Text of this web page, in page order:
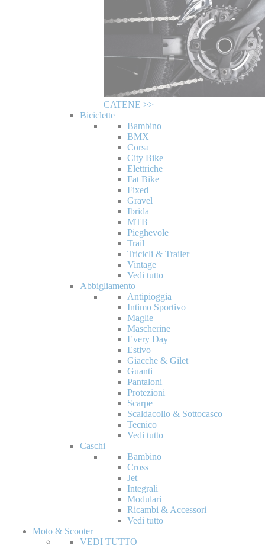
CATENE >>
Biciclette
Bambino
BMX
Corsa
City Bike
Elettriche
Fat Bike
Fixed
Gravel
Ibrida
MTB
Pieghevole
Trail
Tricicli & Trailer
Vintage
Vedi tutto
Abbigliamento
Antipioggia
Intimo Sportivo
Maglie
Mascherine
Every Day
Estivo
Giacche & Gilet
Guanti
Pantaloni
Protezioni
Scarpe
Scaldacollo & Sottocasco
Tecnico
Vedi tutto
Caschi
Bambino
Cross
Jet
Integrali
Modulari
Ricambi & Accessori
Vedi tutto
Moto & Scooter
VEDI TUTTO